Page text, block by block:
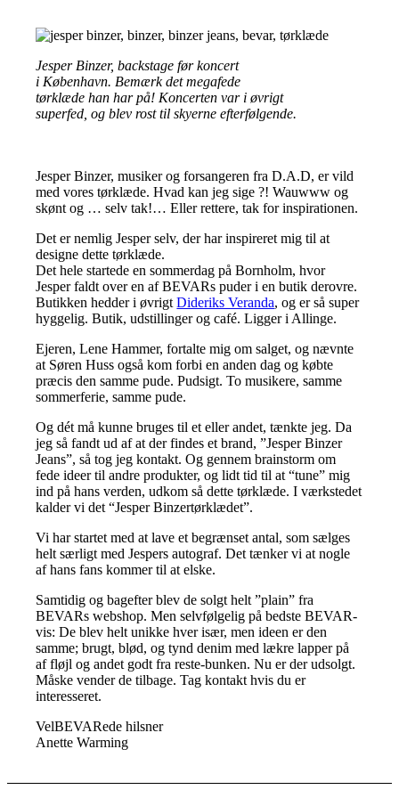
Jesper Binzer, backstage før koncert
i København. Bemærk det megafede
tørklæde han har på! Koncerten var i øvrigt
superfed, og blev rost til skyerne efterfølgende.
Jesper Binzer, musiker og forsangeren fra D.A.D, er vild
med vores tørklæde. Hvad kan jeg sige ?! Wauwww og
skønt og … selv tak!… Eller rettere, tak for inspirationen.
Det er nemlig Jesper selv, der har inspireret mig til at
designe dette tørklæde.
Det hele startede en sommerdag på Bornholm, hvor
Jesper faldt over en af BEVARs puder i en butik derovre.
Butikken hedder i øvrigtDideriks Veranda, og er så super
hyggelig. Butik, udstillinger og café. Ligger i Allinge.
Ejeren, Lene Hammer, fortalte mig om salget, og nævnte
at Søren Huss også kom forbi en anden dag og købte
præcis den samme pude. Pudsigt. To musikere, samme
sommerferie, samme pude.
Og dét må kunne bruges til et eller andet, tænkte jeg. Da
jeg så fandt ud af at der findes et brand, ”Jesper Binzer
Jeans”, så tog jeg kontakt. Og gennem brainstorm om
fede ideer til andre produkter, og lidt tid til at “tune” mig
ind på hans verden, udkom så dette tørklæde. I værkstedet
kalder vi det “Jesper Binzertørklædet”.
Vi har startet med at lave et begrænset antal, som sælges
helt særligt med Jespers autograf. Det tænker vi at nogle
af hans fans kommer til at elske.
Samtidig og bagefter blev de solgt helt ”plain” fra
BEVARs webshop. Men selvfølgelig på bedste BEVAR-
vis: De blev helt unikke hver især, men ideen er den
samme; brugt, blød, og tynd denim med lækre lapper på
af fløjl og andet godt fra reste-bunken. Nu er der udsolgt.
Måske vender de tilbage. Tag kontakt hvis du er
interesseret.
VelBEVARede hilsner
Anette Warming